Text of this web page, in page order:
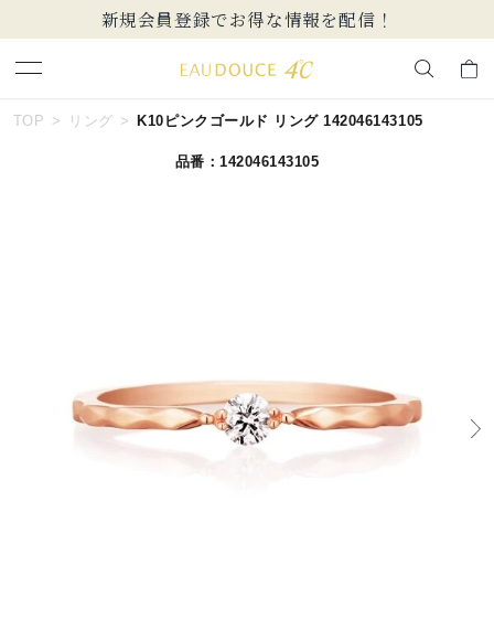
新規会員登録でお得な情報を配信！
キーワードで検索する
EAU DOUCE４℃
TOP リング K10ピンクゴールド リング 142046143105
品番：142046143105